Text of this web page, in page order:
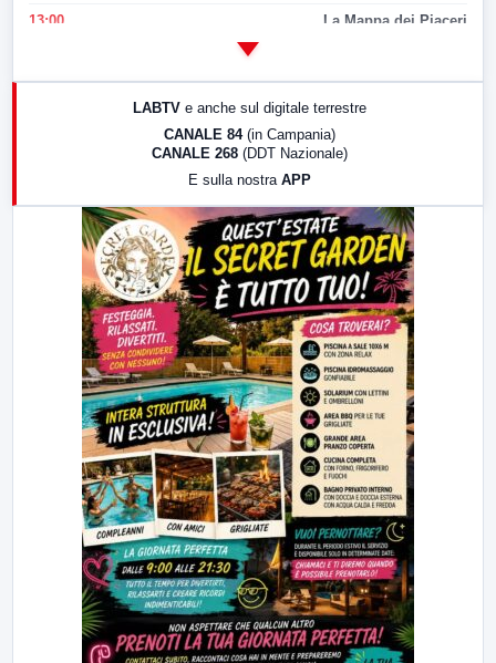
13:00 La Mappa dei Piaceri
LabNews (replica)
LABTV e anche sul digitale terrestre
CANALE 84 (in Campania)
CANALE 268 (DDT Nazionale)
E sulla nostra APP